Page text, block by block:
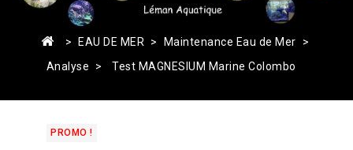
EAU DE MER
Maintenance Eau de Mer
Analyse
Test MAGNESIUM Marine Colombo
PROMO !